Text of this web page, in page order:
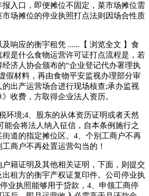
口，即便摊位不固定，菜市场摊位需
场摊位的停业执照打点法则因场合性质
应的衡宇租凭 ......【 浏览全文 】食
是什么食物运营许可证打点流程是，若
济人协会颁布的“企业登记代办署理执
假材料，再由食物平安监视办理部分审
出产运营场合进行现场核查;承办监视
收费，方取得企业法人资历。
境;4、股东的从体资历证明或者天然
能会将法人纳入征信，自本条例施行之
街道的指定摊位区。4、个别工商户不再
商户不再处置运营勾当的！
证明及其他相关证明，下面，则提交
租方的衡宇产权证复印件。公司停业执
业执照能够用于贷款，4、申领工商停